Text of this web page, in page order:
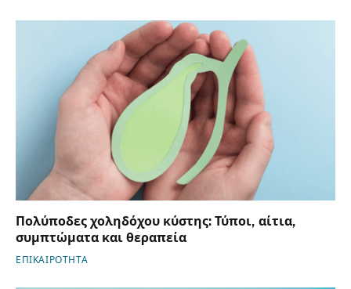
Πολύποδες χοληδόχου κύστης: Τύποι, αίτια,
συμπτώματα και θεραπεία
ΕΠΙΚΑΙΡΟΤΗΤΑ